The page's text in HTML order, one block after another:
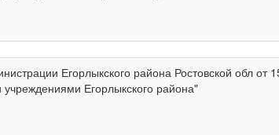
Егорлыкского района Ростовской обл от
Егорлыкского района"